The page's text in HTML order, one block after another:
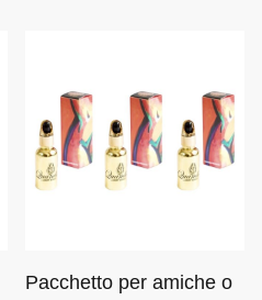
Pacchetto per amiche o